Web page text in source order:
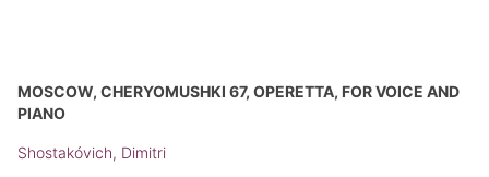
MOSCOW, CHERYOMUSHKI 67, OPERETTA, FOR VOICE AND
PIANO
Shostakóvich, Dimitri